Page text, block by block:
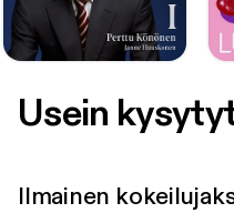
Usein
Ilmainen